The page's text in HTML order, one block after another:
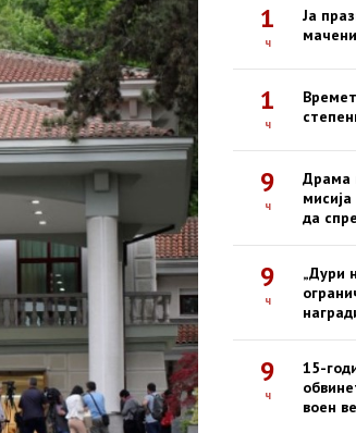
1
ч
Ја
1
ч
9
ч
Драма
да
9
ч
„Дури
9
ч
15-
воен